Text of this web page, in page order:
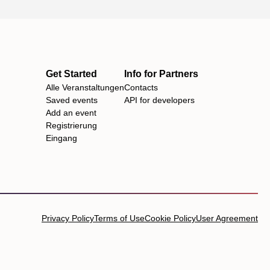
Get Started
Alle Veranstaltungen
Saved events
Add an event
Registrierung
Eingang
Info for Partners
Contacts
API for developers
Privacy PolicyTerms of UseCookie PolicyUser Agreement